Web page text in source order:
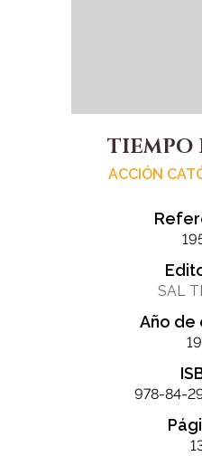
TIEMPO
ACCIÓN
SAL
Año de
978-84-